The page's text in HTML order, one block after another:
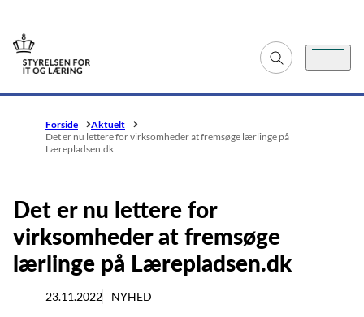
Gå til forsiden Fold søgefelt ud
Menu
Forside
Aktuelt
Det er nu lettere for virksomheder at fremsøge lærlinge på
Lærepladsen.dk
Det er nu lettere for
virksomheder at fremsøge
lærlinge på Lærepladsen.dk
23.11.2022 NYHED